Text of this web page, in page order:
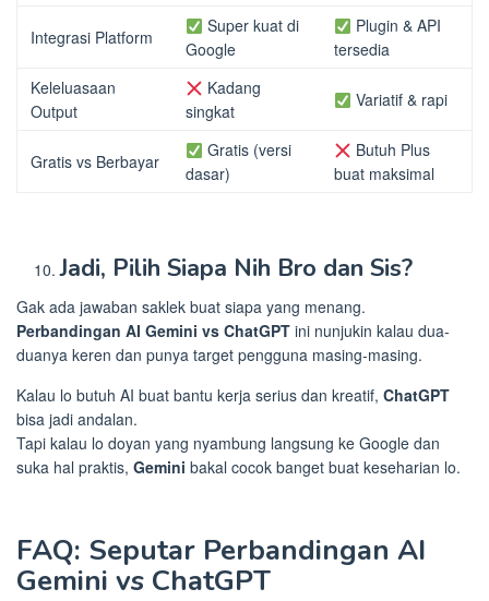
Integrasi Platform
Super kuat di
Google
Plugin & API
tersedia
Keleluasaan
Output
Kadang
singkat
Variatif & rapi
Gratis vs Berbayar
Gratis (versi
dasar)
Butuh Plus
buat maksimal
Jadi, Pilih Siapa Nih Bro dan Sis?
Gak ada jawaban saklek buat siapa yang menang.
Perbandingan AI Gemini vs ChatGPT ini nunjukin kalau dua-
duanya keren dan punya target pengguna masing-masing.
Kalau lo butuh AI buat bantu kerja serius dan kreatif, ChatGPT
bisa jadi andalan.
Tapi kalau lo doyan yang nyambung langsung ke Google dan
suka hal praktis, Gemini bakal cocok banget buat keseharian lo.
FAQ: Seputar Perbandingan AI
Gemini vs ChatGPT